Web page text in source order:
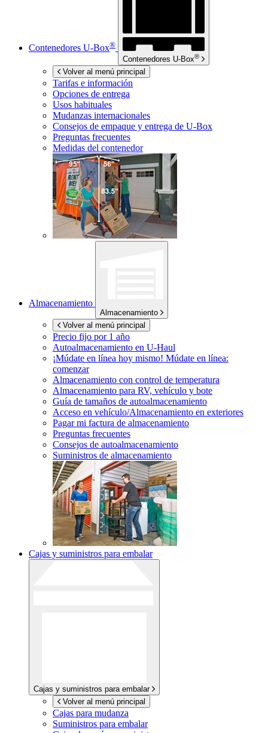
Contenedores U-Box®
Contenedores U-Box®
Volver al menú principal
Tarifas e información
Opciones de entrega
Usos habituales
Mudanzas internacionales
Consejos de empaque y entrega de U-Box
Preguntas frecuentes
Medidas del contenedor
Almacenamiento
Almacenamiento
Volver al menú principal
Precio fijo por 1 año
Autoalmacenamiento en U-Haul
¡Múdate en línea hoy mismo! Múdate en línea:
comenzar
Almacenamiento con control de temperatura
Almacenamiento para RV, vehículo y bote
Guía de tamaños de autoalmacenamiento
Acceso en vehículo/Almacenamiento en exteriores
Pagar mi factura de almacenamiento
Preguntas frecuentes
Consejos de autoalmacenamiento
Suministros de almacenamiento
Cajas y suministros para embalar
Cajas y suministros para embalar
Volver al menú principal
Cajas para mudanza
Suministros para embalar